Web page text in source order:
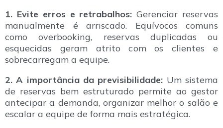
1. Evite erros e retrabalhos: Gerenciar reservas
manualmente é arriscado. Equívocos comuns
como overbooking, reservas duplicadas ou
esquecidas geram atrito com os clientes e
sobrecarregam a equipe.
2. A importância da previsibilidade: Um sistema
de reservas bem estruturado permite ao gestor
antecipar a demanda, organizar melhor o salão e
escalar a equipe de forma mais estratégica.